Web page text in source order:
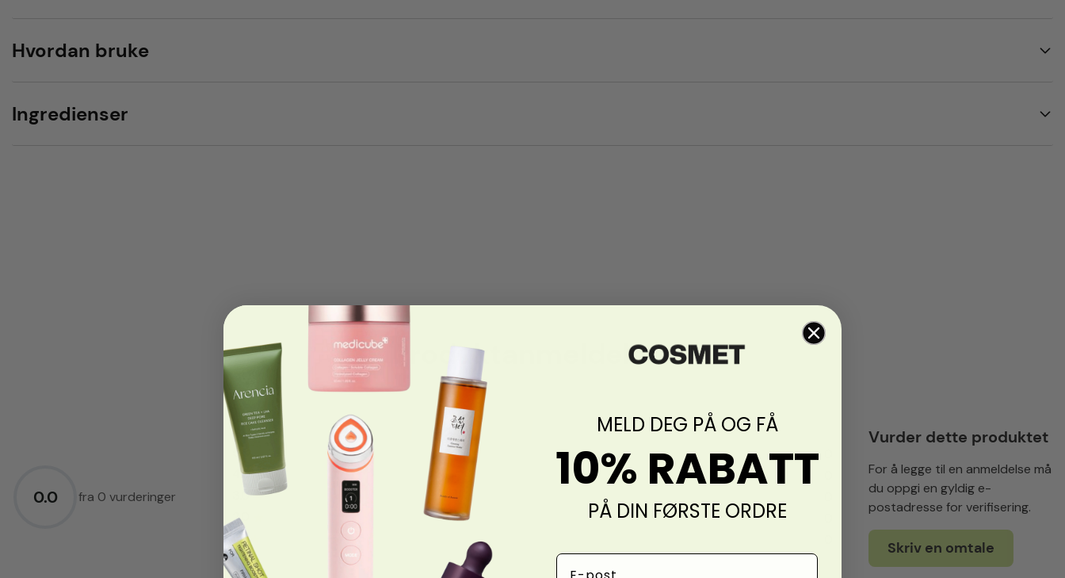
Hvordan bruke
Ingredienser
Produktanmeldelser
0.0 fra 0 vurderinger
5.0 ★
4.0★
3.0★
2.0
1.0★
Vurder dette produktet
For å legge til en anmeldelse må
du oppgi en gyldig e-
postadresse for verifisering.
Skriv en omtale
MELD DEG PÅ OG FÅ
10% RABATT
PÅ DIN FØRSTE ORDRE
Email Address